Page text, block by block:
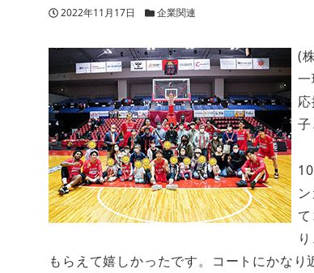
投稿日
2022年11月17日 カテゴリー
企業関連
(
もらえて嬉しかったです。コートにかな